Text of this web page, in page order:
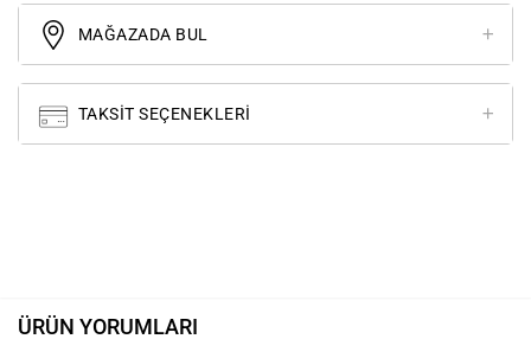
MAĞAZADA BUL
TAKSIT SEÇENEKLERI
ÜRÜN YORUMLARI